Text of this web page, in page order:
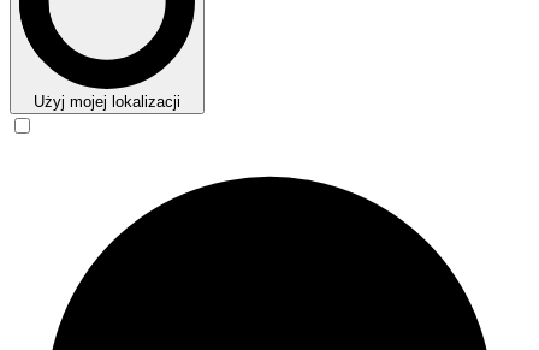
Użyj mojej lokalizacji